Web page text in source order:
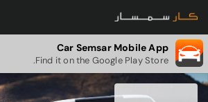
Car Semsar Mobile App
Find it on the Google Play Store.